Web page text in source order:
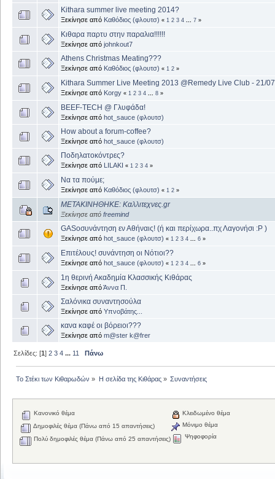
Kithara summer live meeting 2014?
Ξεκίνησε από Καθόδιος (φλουτσ) « 1 2 3 4 7 »
Κιθαρα παρτυ στην παραλια!!!!!!
Ξεκίνησε από johnkout7
Athens Christmas Meating???
Ξεκίνησε από Καθόδιος (φλουτσ) « 1 2 »
Kithara Summer Live Meeting 2013 @Remedy Live Club - 21/
Ξεκίνησε από Korgy « 1 2 3 4 8 »
BEEF-TECH @ Γλυφάδα!
Ξεκίνησε από hot_sauce (φλουτσ)
How about a forum-coffee?
Ξεκίνησε από hot_sauce (φλουτσ)
Ποδηλατοκόντρες?
Ξεκίνησε από LILAKI « 1 2 3 4 »
Να τα πούμε;
Ξεκίνησε από Καθόδιος (φλουτσ) « 1 2 »
ΜΕΤΑΚΙΝΗΘΗΚΕ: Καλλιτεχνες.gr
Ξεκίνησε από freemind
GASοσυνάντηση εν Αθήναις! (ή και περίχωρα..πχ Λαγονήσι :P )
Ξεκίνησε από hot_sauce (φλουτσ) « 1 2 3 4 6 »
Επιτέλους! συνάντηση οι Νότιοι??
Ξεκίνησε από hot_sauce (φλουτσ) « 1 2 3 4 6 »
1η θερινή Ακαδημία Κλασσικής Κιθάρας
Ξεκίνησε απόΆννα Π.
Σαλόνικα συναντησούλα
Ξεκίνησε από Υπνοβάτης...
κανα καφέ οι βόρειοι???
Ξεκίνησε από m@ster k@frer
Σελίδες: [1]2 3 4 ... 11 Πάνω
Το Στέκι των Κιθαρωδών » Η σελίδα της Κιθάρας» Συναντήσεις
Κανονικό θέμα
Δημοφιλές θέμα (Πάνω από 15 απαντήσεις)
Πολύ δημοφιλές θέμα (Πάνω από 25 απαντήσεις)
Κλειδωμένο θέμα
Μόνιμο θέμα
Ψηφοφορία